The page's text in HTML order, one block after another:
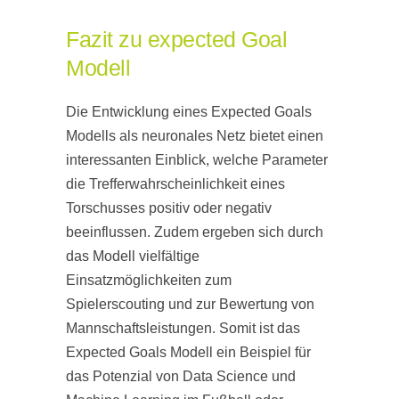
Fazit zu expected Goal
Modell
Die Entwicklung eines Expected Goals
Modells als neuronales Netz bietet einen
interessanten Einblick, welche Parameter
die Trefferwahrscheinlichkeit eines
Torschusses positiv oder negativ
beeinflussen. Zudem ergeben sich durch
das Modell vielfältige
Einsatzmöglichkeiten zum
Spielerscouting und zur Bewertung von
Mannschaftsleistungen. Somit ist das
Expected Goals Modell ein Beispiel für
das Potenzial von Data Science und